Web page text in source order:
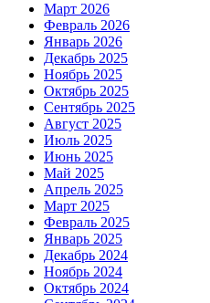
Март 2026
Февраль 2026
Январь 2026
Декабрь 2025
Ноябрь 2025
Октябрь 2025
Сентябрь 2025
Август 2025
Июль 2025
Июнь 2025
Май 2025
Апрель 2025
Март 2025
Февраль 2025
Январь 2025
Декабрь 2024
Ноябрь 2024
Октябрь 2024